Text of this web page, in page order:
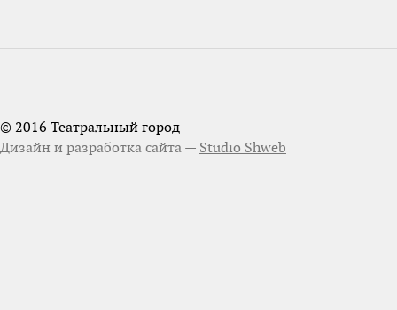
© 2016 Театральный город
Дизайн и разработка сайта — Studio Shweb